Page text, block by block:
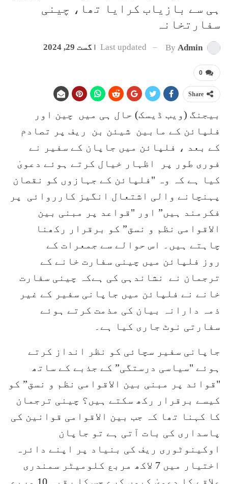
ہی سے بازیاب کرایا تھا، چینی
سفارتخانہ
By Admin
Last updated اگست 29, 2024
0
Share
بیجنگ (ویب ڈیسک) حال ہی میں چین اور
فلپائن کے مابین شیئن بن ریف پر تصادم
کے بعد ، فلپائن میں جاپان کے سفیر نے
فوری طور پر اظہار خیال کرتے ہوئے دعویٰ
کیا ہے کہ وہ "فلپائن کے جہازوں کو نقصان
پہنچانے والی اشتعال انگیز کارروائی پر
فکرمند ہیں” اور "قواعد پر مبنی بین
الاقوامی نظم و نسق” کو برقرار رکھنا
چاہتے ہیں۔ اس حوالے سے جمعرات کے
روز فلپائن میں چینی سفارت خانے کے
ترجمان نے نشاندہی کی ہےکہ چینی سفارت
خانے نے فلپائن میں جاپانی سفیر کے غیر
ذمہ دارانہ بیان کی مذمت کرتے ہوئے
سفارتی نوٹ جاری کیا ہے۔
جاپانی سفیر سچائی کو نظر انداز کرتے
ہوئے "سیاسی درستگی” کے جذبے کے ساتھ
"قوائد پر مبنی بین الاقوامی نظم و نسق” کو
کیسے برقرار رکھ سکتے ہیں؟ چینی ترجمان
کا کہنا تھا کہ جب بین الاقوامی قوانین کی
پاسداری کی بات آتی ہے تو جاپان
اوکینوٹوری ریف کی بنیاد پر اپنے دائرہ
اختیار میں 7 لاکھ مربع کلومیٹر سمندری
علاقے کا دعویٰ کیوں کرے جس کا رقبہ 10 مربع